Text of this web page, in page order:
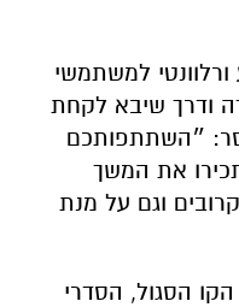
למשתמשי
ודרך שיבא לקחת
״השתתפותכם
את המשך
וגם על מנת
הסגול, הסדרי